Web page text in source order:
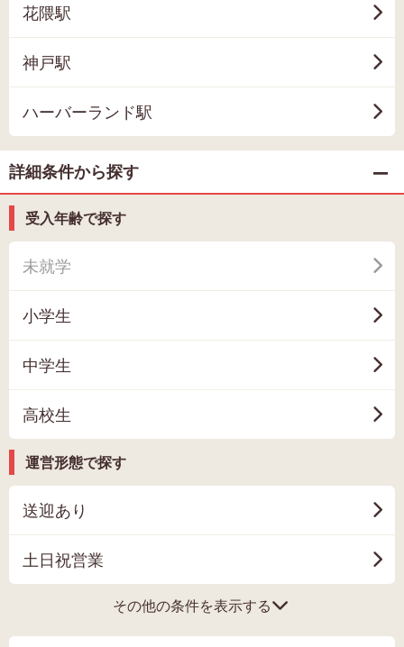
花隈駅
神戸駅
ハーバーランド駅
詳細条件から探す
受入年齢で探す
未就学
小学生
中学生
高校生
運営形態で探す
送迎あり
土日祝営業
その他の条件を表示する